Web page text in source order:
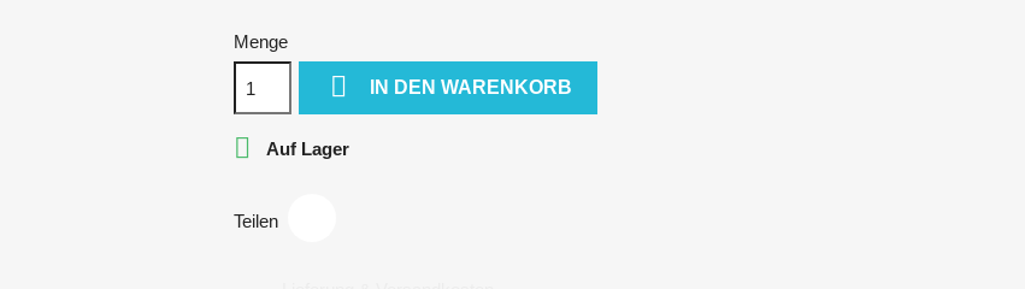
Menge
 IN DEN WARENKORB
 Auf Lager
Teilen